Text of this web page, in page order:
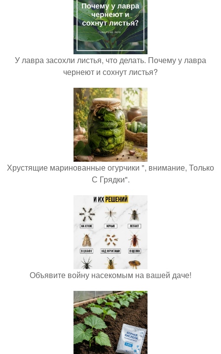
У лавра засохли листья, что делать. Почему у лавра
чернеют и сохнут листья?
Хрустящие маринованные огурчики ", внимание, Только
С Грядки".
Объявите войну насекомым на вашей даче!